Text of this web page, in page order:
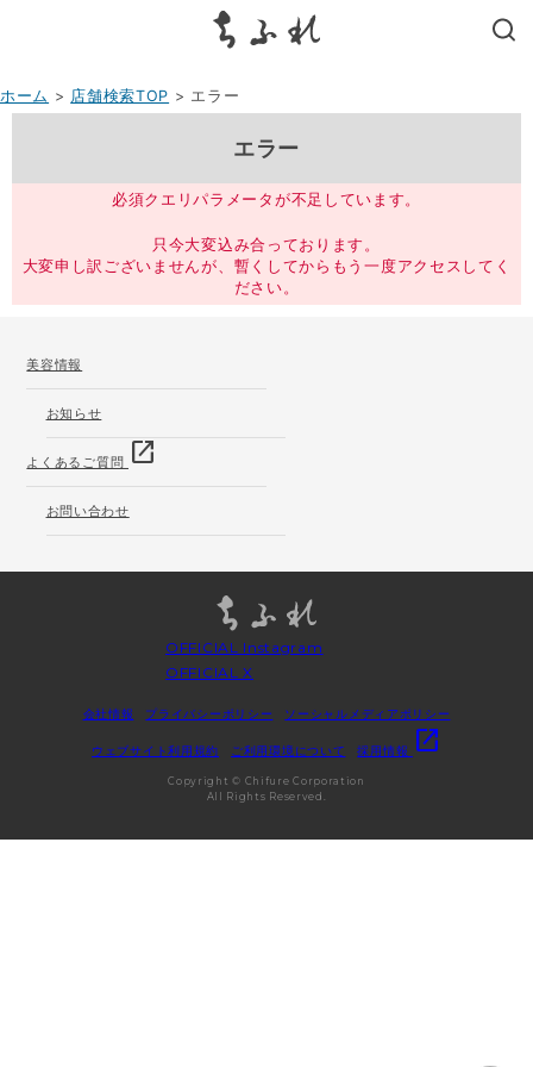
ホーム > 店舗検索TOP > エラー
エラー
必須クエリパラメータが不足しています。
只今大変込み合っております。
大変申し訳ございませんが、暫くしてからもう一度アクセスしてく
ださい。
美容情報
お知らせ
よくあるご質問 open_in_new
お問い合わせ
OFFICIAL Instagram
OFFICIAL X
会社情報 プライバシーポリシー ソーシャルメディアポリシー
ウェブサイト利用規約 ご利用環境について 採用情報 open_in_new
Copyright © Chifure Corporation
All Rights Reserved.